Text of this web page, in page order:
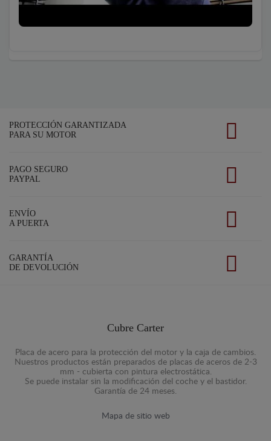
PROTECCIÓN GARANTIZADA
PARA SU MOTOR
PAGO SEGURO
PAYPAL
ENVÍO
A PUERTA
GARANTÍA
DE DEVOLUCIÓN
Cubre Carter
Placa de acero para la protección del motor y la caja de cambios.
Nuestros productos están preparados de placas de aceros de 2-3
mm - cubierta con pintura electrostática.
Se puede instalar sin la modificación del coche y el bastidor.
Garantía de 24 meses.
Mapa de sitio web